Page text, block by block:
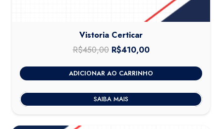
Vistoria Certicar
R$450,00 O
preço
original
era:
R$450,00.
R$410,00O
preço
atual
é:
R$410,00.
ADICIONAR AO CARRINHO
SAIBA MAIS